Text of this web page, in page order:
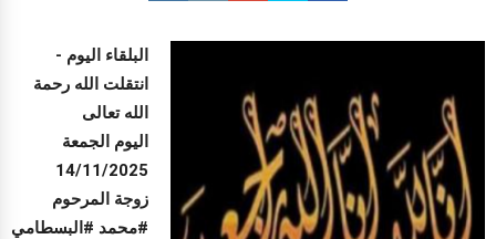
البلقاء اليوم -
انتقلت الله رحمة
الله تعالى
اليوم الجمعة
14/11/2025
زوجة المرحوم
#محمد #البسطامي